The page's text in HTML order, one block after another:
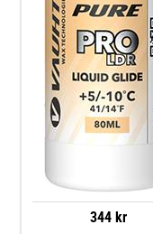
344 kr